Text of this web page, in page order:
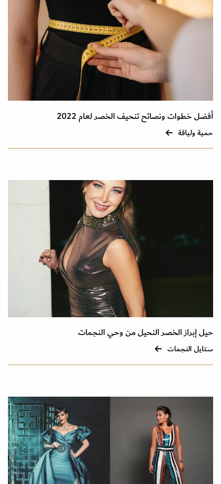
أفضل خطوات ونصائح تنحيف الخصر لعام 2022
حمية ولياقة
حيل إبراز الخصر النحيل من وحي النجمات
ستايل النجمات